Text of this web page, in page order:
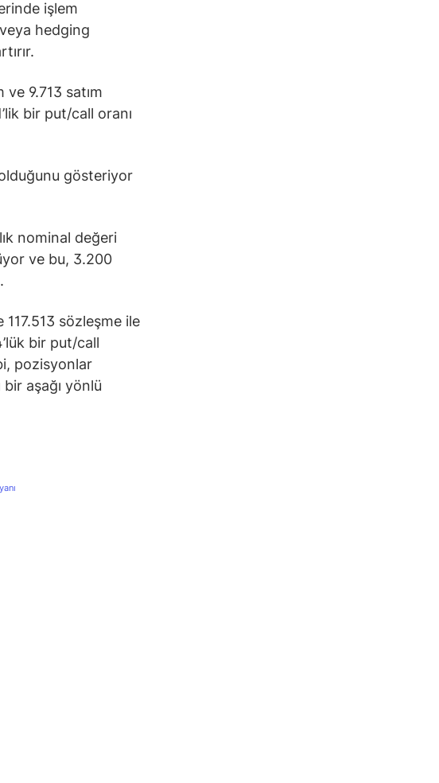
işlem
hedging
ve 9.713 satım
bir put/call oranı
olduğunu gösteriyor
nominal değeri
ve bu, 3.200
117.513 sözleşme ile
bir put/call
pozisyonlar
aşağı yönlü